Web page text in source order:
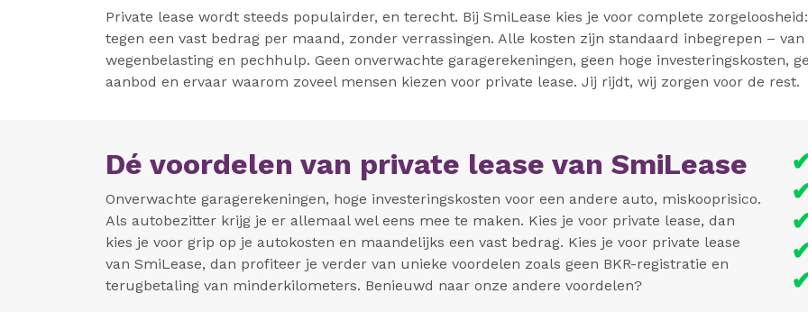
Private lease wordt steeds populairder, en terecht. Bij SmiLease kies je voor complete
tegen een vast bedrag per maand, zonder verrassingen. Alle kosten zijn standaard inbegrepen –
wegenbelasting en pechhulp. Geen onverwachte garagerekeningen, geen hoge investeringskosten,
aanbod en ervaar waarom zoveel mensen kiezen voor private lease. Jij rijdt, wij zorgen voor de rest.
Dé voordelen van private lease van SmiLease
Onverwachte garagerekeningen, hoge investeringskosten voor een andere auto, miskooprisico.
Als autobezitter krijg je er allemaal wel eens mee te maken. Kies je voor private lease, dan
kies je voor grip op je autokosten en maandelijks een vast bedrag. Kies je voor private lease
van SmiLease, dan profiteer je verder van unieke voordelen zoals geen BKR-registratie en
terugbetaling van minderkilometers. Benieuwd naar onze andere voordelen?